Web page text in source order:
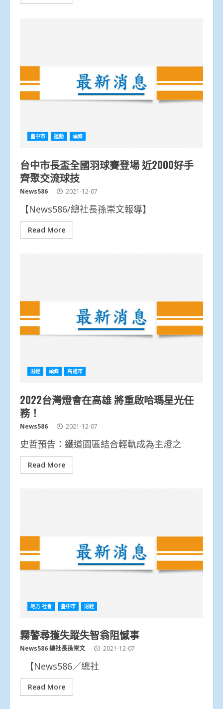
臺中市 運動 頭條
台中市長盃全國羽球賽登場 近2000好手
齊聚交流球技
News586 2021-12-07
【News586/總社長孫崇文報導】
Read More
財經 頭條 高雄市
2022台灣燈會在高雄 將重啟哈瑪星光任
務！
News586 2021-12-07
史哲預告：鐵道園區結合輕軌成為主燈之
Read More
地方.社會 臺中市 財經
霧警尋獲失蹤失智翁阻憾事
News586 總社長孫崇文 2021-12-07
【News586／總社
Read More